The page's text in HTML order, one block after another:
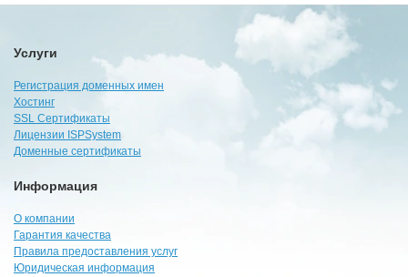
Услуги
Регистрация доменных имен
Хостинг
SSL Сертификаты
Лицензии ISPSystem
Доменные сертификаты
Информация
О компании
Гарантия качества
Правила предоставления услуг
Юридическая информация